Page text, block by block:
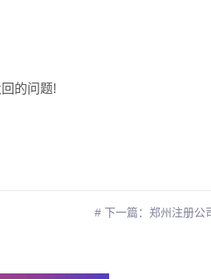
的问题!
# 下一篇：郑州注册公